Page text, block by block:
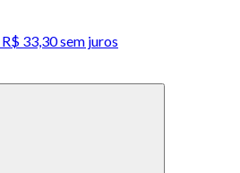
33,30 sem juros